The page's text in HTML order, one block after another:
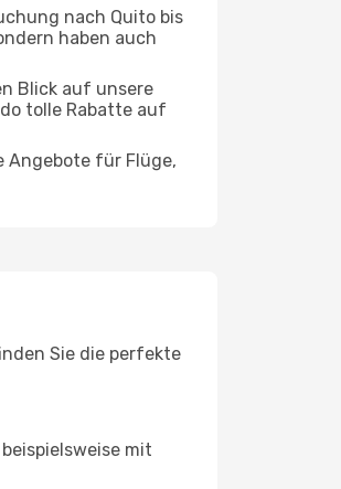
nach Quito bis
haben auch
Blick auf unsere
tolle Rabatte auf
Angebote für Flüge,
Sie die perfekte
mit